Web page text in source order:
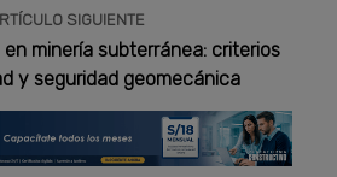
SIGUIENTE
en minería subterránea: criterios
y seguridad geomecánica